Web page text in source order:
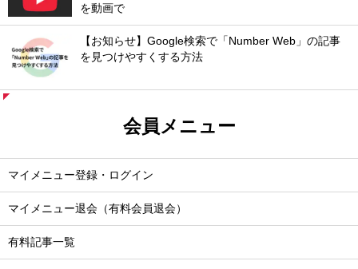
を動画で
【お知らせ】Google検索で「Number Web」の記事
を見つけやすくする方法
会員メニュー
マイメニュー登録・ログイン
マイメニュー退会（有料会員退会）
有料記事一覧